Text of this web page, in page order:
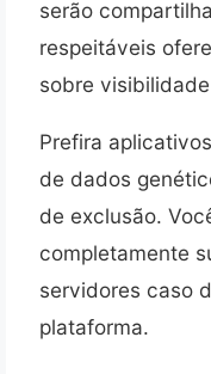
serão
respeitáveis
sobre
Prefira
de dados
de exclusão.
completamente
servidores caso
plataforma.